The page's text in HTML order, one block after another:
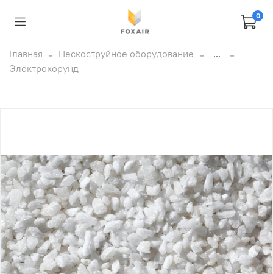
0
Главная Пескоструйное оборудование
...
Электрокорунд